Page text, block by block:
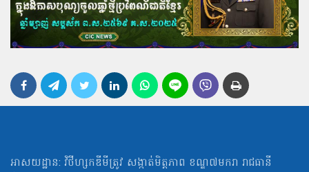
អាសយដ្ឋាន: វិថីហ្សកឌីមីត្រូវ សង្កាត់មិត្ដភាព ខណ្ឌ៧មករា រាជធានី